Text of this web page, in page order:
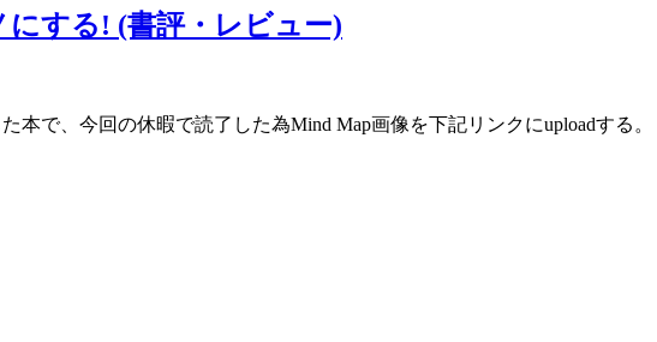
する! (書評・レビュー)
で、今回の休暇で読了した為Mind Map画像を下記リンクにuploadする。